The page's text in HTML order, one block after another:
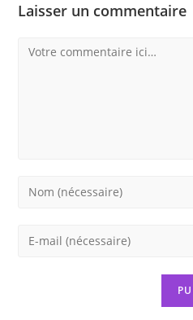
Laisser un commentaire
Comment
Enter
Enter